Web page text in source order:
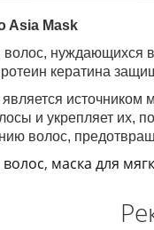
Asia Mask
волос,
кератина
и укрепляет
волос,
волос, маска для